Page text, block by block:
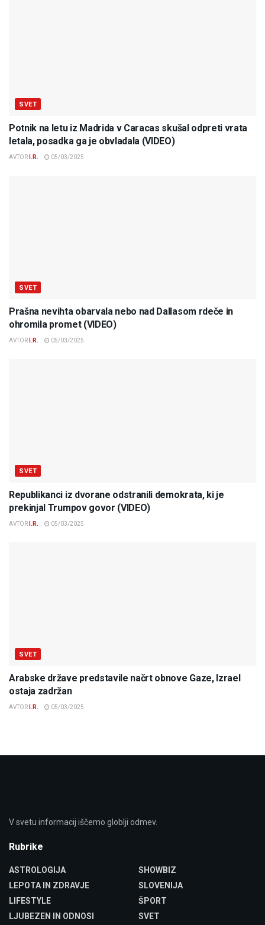
SVET
Potnik na letu iz Madrida v Caracas skušal odpreti vrata
letala, posadka ga je obvladala (VIDEO)
AVTOR I.R. 05/03/2025
SVET
Prašna nevihta obarvala nebo nad Dallasom rdeče in
ohromila promet (VIDEO)
AVTOR I.R. 05/03/2025
SVET
Republikanci iz dvorane odstranili demokrata, ki je
prekinjal Trumpov govor (VIDEO)
AVTOR I.R. 05/03/2025
SVET
Arabske države predstavile načrt obnove Gaze, Izrael
ostaja zadržan
AVTOR I.R. 05/03/2025
V svetu informacij iščemo globlji odmev.
Rubrike
ASTROLOGIJA
LEPOTA IN ZDRAVJE
LIFESTYLE
LJUBEZEN IN ODNOSI
SHOWBIZ
SLOVENIJA
ŠPORT
SVET